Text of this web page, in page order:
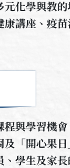
學與教的
講座、疫
與學習機
「開心果
學生及家